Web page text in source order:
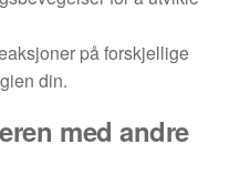
på forskjellige
din.
med andre